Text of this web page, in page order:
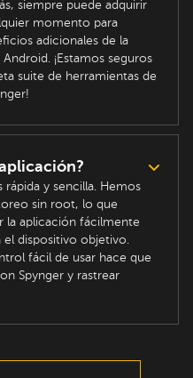
siempre puede adquirir
momento para
adicionales de la
¡Estamos seguros
suite de herramientas de
rápida y sencilla. Hemos
sin root, lo que
la aplicación fácilmente
dispositivo objetivo.
fácil de usar hace que
Spynger y rastrear